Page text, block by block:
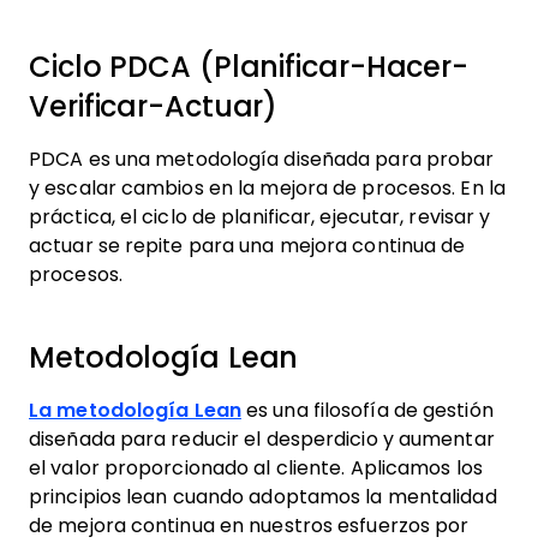
Ciclo PDCA (Planificar-Hacer-
Verificar-Actuar)
PDCA es una metodología diseñada para probar
y escalar cambios en la mejora de procesos. En la
práctica, el ciclo de planificar, ejecutar, revisar y
actuar se repite para una mejora continua de
procesos.
Metodología Lean
La metodología Leanes una filosofía de gestión
diseñada para reducir el desperdicio y aumentar
el valor proporcionado al cliente. Aplicamos los
principios lean cuando adoptamos la mentalidad
de mejora continua en nuestros esfuerzos por